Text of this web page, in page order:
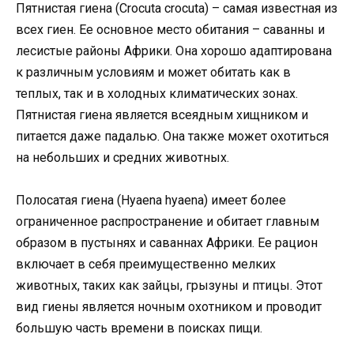
Пятнистая гиена (Crocuta crocuta) – самая известная из
всех гиен. Ее основное место обитания – саванны и
лесистые районы Африки. Она хорошо адаптирована
к различным условиям и может обитать как в
теплых, так и в холодных климатических зонах.
Пятнистая гиена является всеядным хищником и
питается даже падалью. Она также может охотиться
на небольших и средних животных.
Полосатая гиена (Hyaena hyaena) имеет более
ограниченное распространение и обитает главным
образом в пустынях и саваннах Африки. Ее рацион
включает в себя преимущественно мелких
животных, таких как зайцы, грызуны и птицы. Этот
вид гиены является ночным охотником и проводит
большую часть времени в поисках пищи.